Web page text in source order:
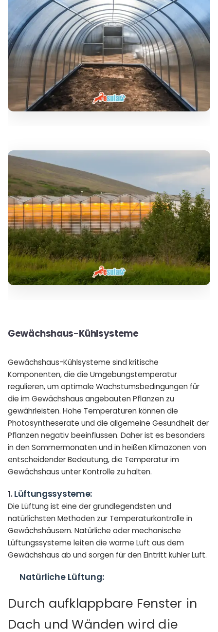
Gewächshaus-Kühlsysteme
Gewächshaus-Kühlsysteme sind kritische
Komponenten, die die Umgebungstemperatur
regulieren, um optimale Wachstumsbedingungen für
die im Gewächshaus angebauten Pflanzen zu
gewährleisten. Hohe Temperaturen können die
Photosyntheserate und die allgemeine Gesundheit der
Pflanzen negativ beeinflussen. Daher ist es besonders
in den Sommermonaten und in heißen Klimazonen von
entscheidender Bedeutung, die Temperatur im
Gewächshaus unter Kontrolle zu halten.
1.Lüftungssysteme:
Die Lüftung ist eine der grundlegendsten und
natürlichsten Methoden zur Temperaturkontrolle in
Gewächshäusern. Natürliche oder mechanische
Lüftungssysteme leiten die warme Luft aus dem
Gewächshaus ab und sorgen für den Eintritt kühler Luft.
Natürliche Lüftung:
Durch aufklappbare Fenster in
Dach und Wänden wird die